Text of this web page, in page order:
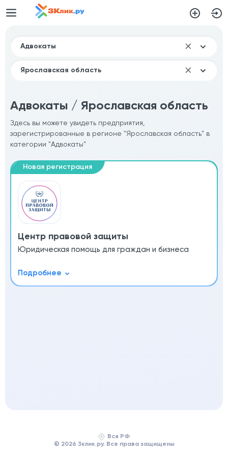
Адвокаты / Ярославская область
Здесь вы можете увидеть предприятия,
зарегистрированные в регионе "Ярославская область" в
категории "Адвокаты"
Центр правовой защиты
Юридическая помощь для граждан и бизнеса
Вся РФ
© 2026 3клик.ру. Все права защищены